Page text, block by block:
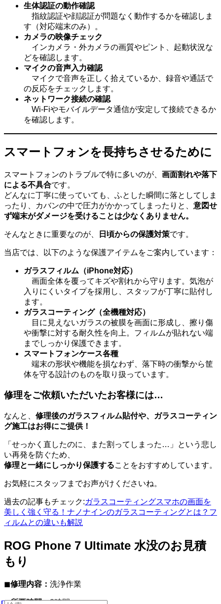
生体認証の動作確認
指紋認証や顔認証が問題なく動作するかを確認しま
す（対応端末のみ）。
カメラの映像チェック
インカメラ・外カメラの画質やピント、起動状況な
どを確認します。
マイクの音声入力確認
マイクで音声を正しく拾えているか、録音や通話で
の反応をチェックします。
ネットワーク接続の確認
Wi-Fiやモバイルデータ通信が安定して接続できるか
を確認します。
スマートフォンを長持ちさせるために
スマートフォンのトラブルで特に多いのが、 画面割れや落下
による不具合です。
どんなに丁寧に使っていても、ふとした瞬間に落としてしま
ったり、カバンの中で圧力がかかってしまったりと、 意図せ
ず端末がダメージを受けることは少なくありません。
そんなときに重要なのが、 日頃からの保護対策です。
当店では、以下のような保護アイテムをご案内しています：
ガラスフィルム（iPhone対応）
画面全体を覆ってキズや割れから守ります。気泡が
入りにくいタイプを採用し、スタッフが丁寧に貼付し
ます。
ガラスコーティング（全機種対応）
目に見えないガラスの被膜を画面に形成し、擦り傷
や衝撃に対する耐久性を向上。フィルムが貼れない端
までしっかり保護できます。
スマートフォンケース各種
端末の形状や機能を損なわず、落下時の衝撃から筐
体を守る設計のものを取り扱っています。
修理をご依頼いただいたお客様には…
なんと、 修理後のガラスフィルム貼付や、ガラスコーティン
グ施工はお得にご提供！
「せっかく直したのに、また割ってしまった…」という悲し
い再発を防ぐため、
修理と一緒にしっかり保護することをおすすめしています。
お気軽にスタッフまでお声がけくださいね。
過去の記事もチェック:ガラスコーティングスマホの画面を
美しく強く守る！ナノナインのガラスコーティングとは？フ
ィルムとの違いも解説
ROG Phone 7 Ultimate 水没のお見積
もり
◼︎修理内容： 洗浄作業
◼︎所要時間：2時間〜